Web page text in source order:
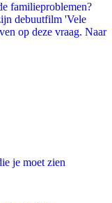
familieproblemen?
debuutfilm 'Vele
op deze vraag. Naar
je moet zien